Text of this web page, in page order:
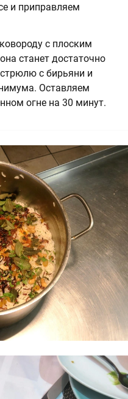
и приправляем
с плоским
станет достаточно
с бирьяни и
Оставляем
огне на 30 минут.